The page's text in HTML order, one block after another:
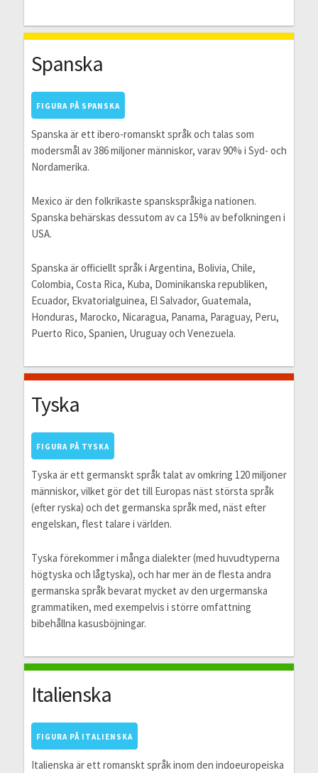
Spanska
FIGURA PÅ SPANSKA
Spanska är ett ibero-romanskt språk och talas som
modersmål av 386 miljoner människor, varav 90% i Syd- och
Nordamerika.
Mexico är den folkrikaste spanskspråkiga nationen.
Spanska behärskas dessutom av ca 15% av befolkningen i
USA.
Spanska är officiellt språk i Argentina, Bolivia, Chile,
Colombia, Costa Rica, Kuba, Dominikanska republiken,
Ecuador, Ekvatorialguinea, El Salvador, Guatemala,
Honduras, Marocko, Nicaragua, Panama, Paraguay, Peru,
Puerto Rico, Spanien, Uruguay och Venezuela.
Tyska
FIGURA PÅ TYSKA
Tyska är ett germanskt språk talat av omkring 120 miljoner
människor, vilket gör det till Europas näst största språk
(efter ryska) och det germanska språk med, näst efter
engelskan, flest talare i världen.
Tyska förekommer i många dialekter (med huvudtyperna
högtyska och lågtyska), och har mer än de flesta andra
germanska språk bevarat mycket av den urgermanska
grammatiken, med exempelvis i större omfattning
bibehållna kasusböjningar.
Italienska
FIGURA PÅ ITALIENSKA
Italienska är ett romanskt språk inom den indoeuropeiska